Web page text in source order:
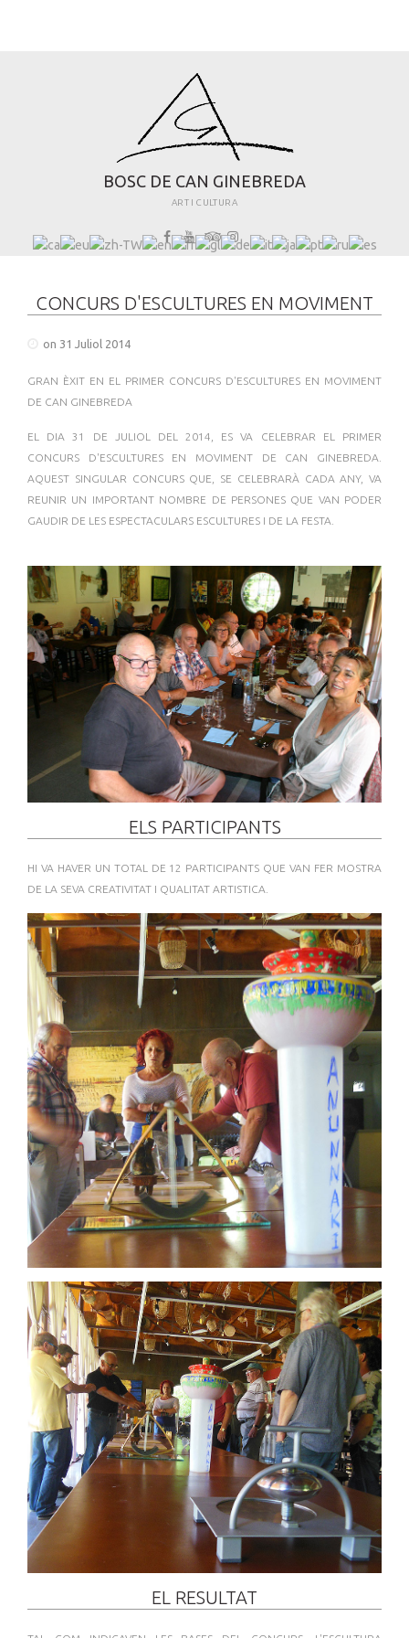
BOSC DE CAN GIN EBREDA
ART I CULTURA
CONCURS D'ESCULTURES EN MOVIMENT
on 31 Juliol 2014
GRAN ÈXIT EN EL PRIMER CONCURS D'ESCULTURES EN MOVIMENT
DE CAN GINEBREDA
EL DIA 31 DE JULIOL DEL 2014, ES VA CELEBRAR EL PRIMER
CONCURS D'ESCULTURES EN MOVIMENT DE CAN GINEBREDA.
AQUEST SINGULAR CONCURS QUE,
SE CELEBRARÀ CADA ANY, VA
REUNIR UN IMPORTANT NOMBRE DE PERSONES QUE VAN PODER
GAUDIR DE LES ESPECTACULARS ESCULTURES I DE LA FESTA.
ELS PARTICIPANTS
HI VA HAVER UN TOTAL DE 12 PARTICIPANTS QUE VAN FER MOSTRA
DE LA SEVA CREATIVITAT I QUALITAT ARTISTICA.
EL RESULTAT